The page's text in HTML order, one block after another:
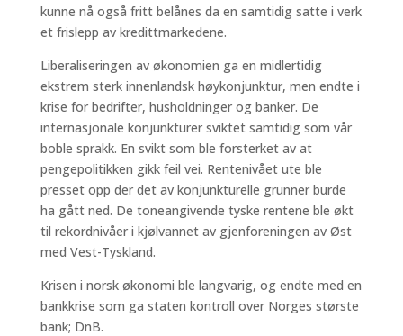
kunne nå også fritt belånes da en samtidig satte i verk
et frislepp av kredittmarkedene.
Liberaliseringen av økonomien ga en midlertidig
ekstrem sterk innenlandsk høykonjunktur, men endte i
krise for bedrifter, husholdninger og banker. De
internasjonale konjunkturer sviktet samtidig som vår
boble sprakk. En svikt som ble forsterket av at
pengepolitikken gikk feil vei. Rentenivået ute ble
presset opp der det av konjunkturelle grunner burde
ha gått ned. De toneangivende tyske rentene ble økt
til rekordnivåer i kjølvannet av gjenforeningen av Øst
med Vest-Tyskland.
Krisen i norsk økonomi ble langvarig, og endte med en
bankkrise som ga staten kontroll over Norges største
bank; DnB.